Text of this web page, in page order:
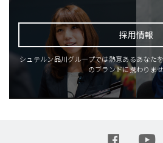
採用情報
シュテルン品川グループでは熱意あるあなた
のブランドに携わりま